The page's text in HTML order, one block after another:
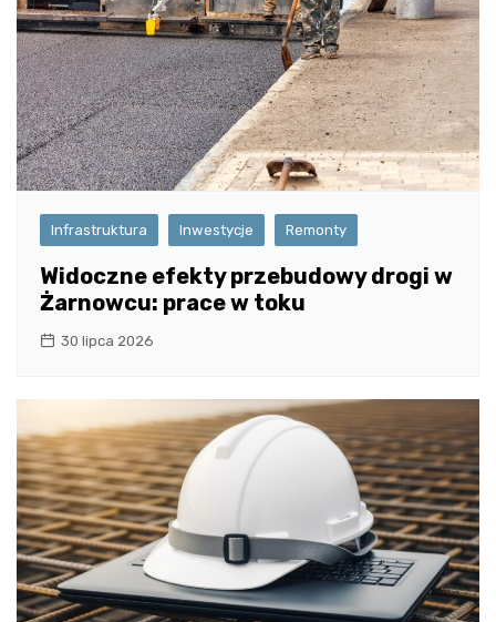
Infrastruktura Inwestycje Remonty
Widoczne efekty przebudowy drogi w
Żarnowcu: prace w toku
30 lipca 2026